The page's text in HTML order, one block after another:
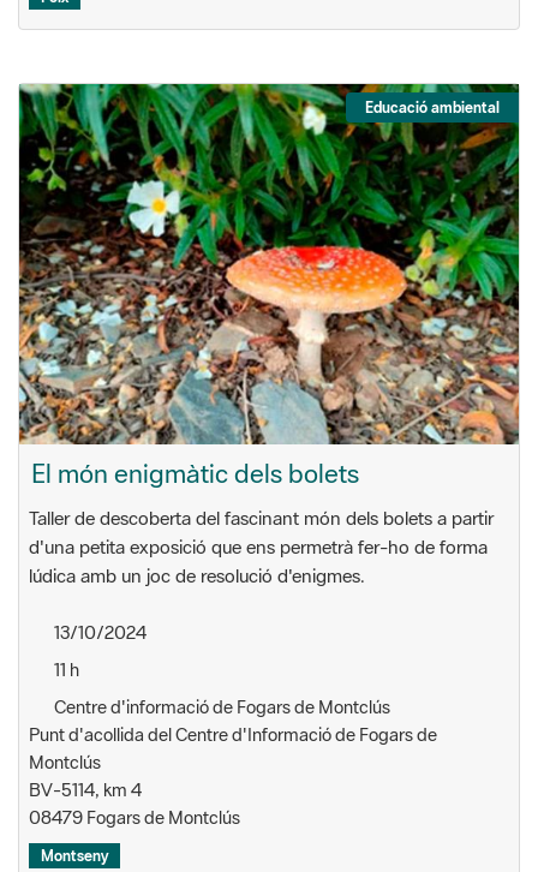
Educació ambiental
El món enigmàtic dels bolets
Taller de descoberta del fascinant món dels bolets a partir
d'una petita exposició que ens permetrà fer-ho de forma
lúdica amb un joc de resolució d'enigmes.
13/10/2024
11 h
Centre d'informació de Fogars de Montclús
Punt d'acollida del Centre d'Informació de Fogars de
Montclús
BV-5114, km 4
08479 Fogars de Montclús
Montseny